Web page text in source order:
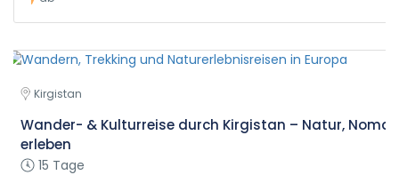
Kirgistan
Wander- & Kulturreise durch Kirgistan – Natur,
erleben
15 Tage